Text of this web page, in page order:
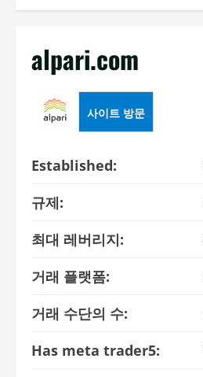
alpari.com
사이트 방문
Established:
규제:
최대 레버리지:
거래 플랫폼:
거래 수단의 수:
Has meta trader5: